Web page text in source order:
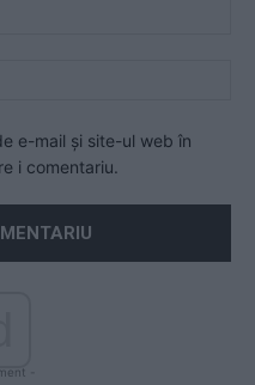
e-mail și site-ul web în
i comentariu.
-